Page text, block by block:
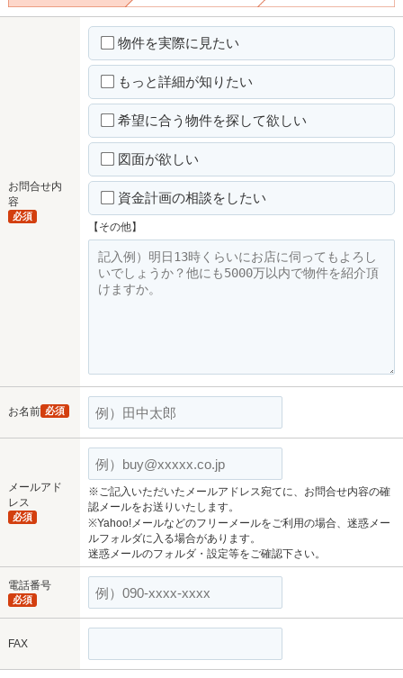
お問合せ内
容
必須
物件を実際に見たい
もっと詳細が知りたい
希望に合う物件を探して欲しい
図面が欲しい
資金計画の相談をしたい
【その他】
お名前 必須
メールアド
レス
必須
※ご記入いただいたメールアドレス宛てに、お問合せ内容の確
認メールをお送りいたします。
※Yahoo!メールなどのフリーメールをご利用の場合、迷惑メー
ルフォルダに入る場合があります。
迷惑メールのフォルダ・設定等をご確認下さい。
電話番号
必須
FAX